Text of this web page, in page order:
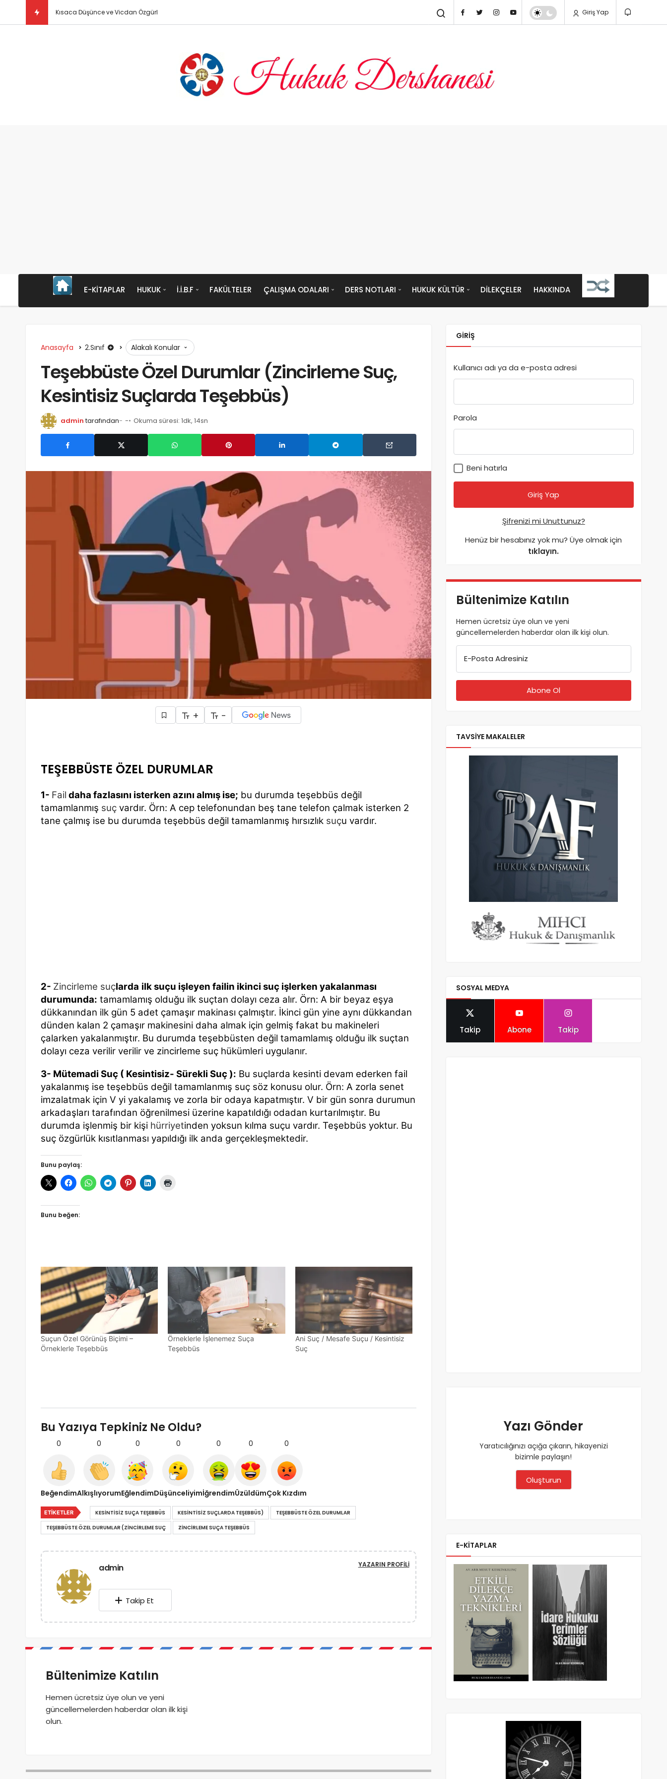
Kısaca Düşünce ve Vicdan Özgürlüğü Nedir? Giriş Yap
E-KITAPLAR HUKUK İ.İ.B.F FAKÜLTELER ÇALIŞMA ODALARI DERS NOTLARI HUKUK KÜLTÜR DILEKÇELER HAKKINDA
Anasayfa 2.Sınıf Alakalı Konular
Teşebbüste Özel Durumlar (Zincirleme Suç,
Kesintisiz Suçlarda Teşebbüs)
admin tarafından - Okuma süresi: 1dk, 14sn
+ -
TEŞEBBÜSTE ÖZEL DURUMLAR
1- Fail daha fazlasını isterken azını almış ise; bu durumda teşebbüs değil
tamamlanmış suç vardır. Örn: A cep telefonundan beş tane telefon çalmak isterken 2
tane çalmış ise bu durumda teşebbüs değil tamamlanmış hırsızlık suçu vardır.
2- Zincirleme suçlarda ilk suçu işleyen failin ikinci suç işlerken yakalanması
durumunda: tamamlamış olduğu ilk suçtan dolayı ceza alır. Örn: A bir beyaz eşya
dükkanından ilk gün 5 adet çamaşır makinası çalmıştır. İkinci gün yine aynı dükkandan
dünden kalan 2 çamaşır makinesini daha almak için gelmiş fakat bu makineleri
çalarken yakalanmıştır. Bu durumda teşebbüsten değil tamamlamış olduğu ilk suçtan
dolayı ceza verilir verilir ve zincirleme suç hükümleri uygulanır.
3- Mütemadi Suç ( Kesintisiz- Sürekli Suç ): Bu suçlarda kesinti devam ederken fail
yakalanmış ise teşebbüs değil tamamlanmış suç söz konusu olur. Örn: A zorla senet
imzalatmak için V yi yakalamış ve zorla bir odaya kapatmıştır. V bir gün sonra durumun
arkadaşları tarafından öğrenilmesi üzerine kapatıldığı odadan kurtarılmıştır. Bu
durumda işlenmiş bir kişi hürriyetinden yoksun kılma suçu vardır. Teşebbüs yoktur. Bu
suç özgürlük kısıtlanması yapıldığı ilk anda gerçekleşmektedir.
Bunu paylaş:
Bunu beğen:
Suçun Özel Görünüş Biçimi –
Örneklerle Teşebbüs
Örneklerle İşlenemez Suça
Teşebbüs
Ani Suç / Mesafe Suçu / Kesintisiz
Suç
Bu Yazıya Tepkiniz Ne Oldu?
0
Beğendim
0
Alkışlıyorum
0
Eğlendim
0
Düşünceliyim
0
İğrendim
0
Üzüldüm
0
Çok Kızdım
ETIKETLER KESINTISIZ SUÇA TEŞEBBÜS KESINTISIZ SUÇLARDA TEŞEBBÜS)
TEŞEBBÜSTE ÖZEL DURUMLAR
TEŞEBBÜSTE ÖZEL DURUMLAR (ZINCIRLEME SUÇ
ZINCIRLEME SUÇA TEŞEBBÜS
admin YAZARIN PROFILI
Takip Et
Bültenimize Katılın
Hemen ücretsiz üye olun ve yeni
güncellemelerden haberdar olan ilk kişi
olun.
GIRIŞ
Kullanıcı adı ya da e-posta adresi
Parola
Beni hatırla
Şifrenizi mi Unuttunuz?
Henüz bir hesabınız yok mu? Üye olmak için
tıklayın.
Bültenimize Katılın
Hemen ücretsiz üye olun ve yeni
güncellemelerden haberdar olan ilk kişi olun.
E-Posta Adresiniz
TAVSİYE MAKALELER
SOSYAL MEDYA
Takip Abone Takip
Yazı Gönder
Yaratıcılığınızı açığa çıkarın, hikayenizi
bizimle paylaşın!
Oluşturun
E-KİTAPLAR